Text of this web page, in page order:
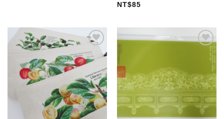
NT$85
加入
「願
單」
加入
「願
單」